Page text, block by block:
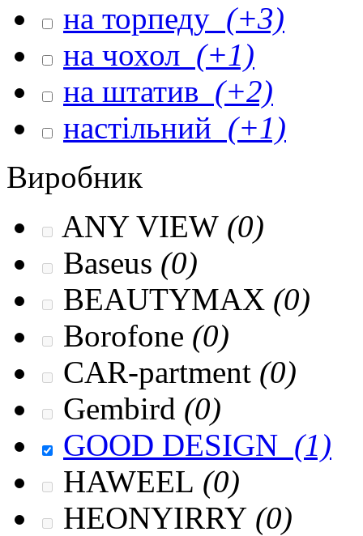
на торпеду (+3)
на чохол (+1)
на штатив (+2)
настільний (+1)
Виробник
ANY VIEW (0)
Baseus (0)
BEAUTYMAX (0)
Borofone (0)
CAR-partment (0)
Gembird (0)
GOOD DESIGN (1)
HAWEEL (0)
HEONYIRRY (0)